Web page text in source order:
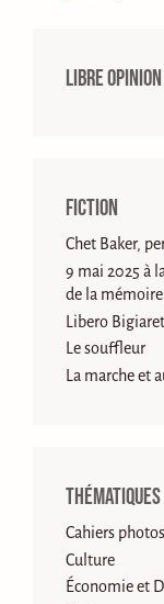
Libre opinion
Fiction
Chet Baker,
9 mai 2025 à
de la
Libero
Le souffleur
La marche et
Thématiques
Cahiers photos
Culture
Économie et